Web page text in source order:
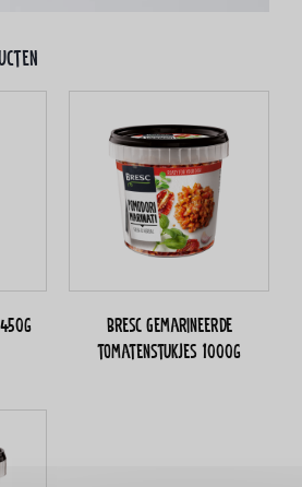
Bresc Gemarineerde
tomatenstukjes 1000g